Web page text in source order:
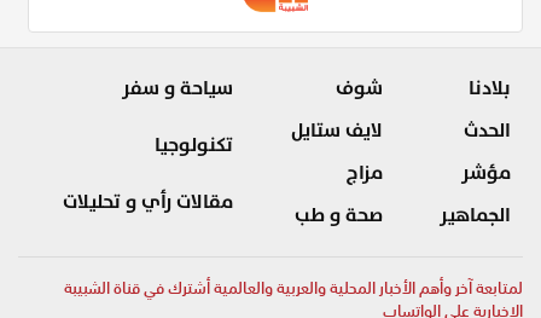
بلادنا
الحدث
مؤشر
الجماهير
شوف
لايف ستايل
مزاج
صحة و طب
سياحة و سفر
تكنولوجيا
مقالات رأي و تحليلات
لمتابعة آخر وأهم الأخبار المحلية والعربية والعالمية أشترك في قناة الشبيبة